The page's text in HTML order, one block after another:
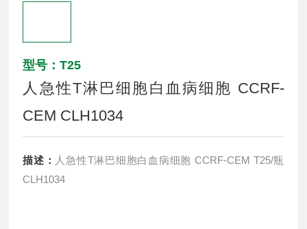
型号：T25
人急性T淋巴细胞白血病细胞 CCRF-
CEM CLH1034
描述： 人急性T淋巴细胞白血病细胞 CCRF-CEM T25/瓶
CLH1034